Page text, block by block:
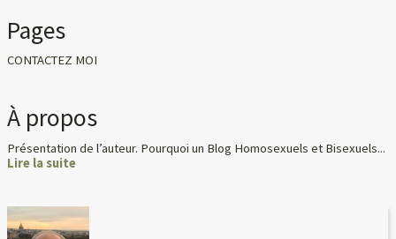
Pages
CONTACTEZ MOI
À propos
Présentation de l’auteur. Pourquoi un Blog Homosexuels et Bisexuels...
Lire la suite